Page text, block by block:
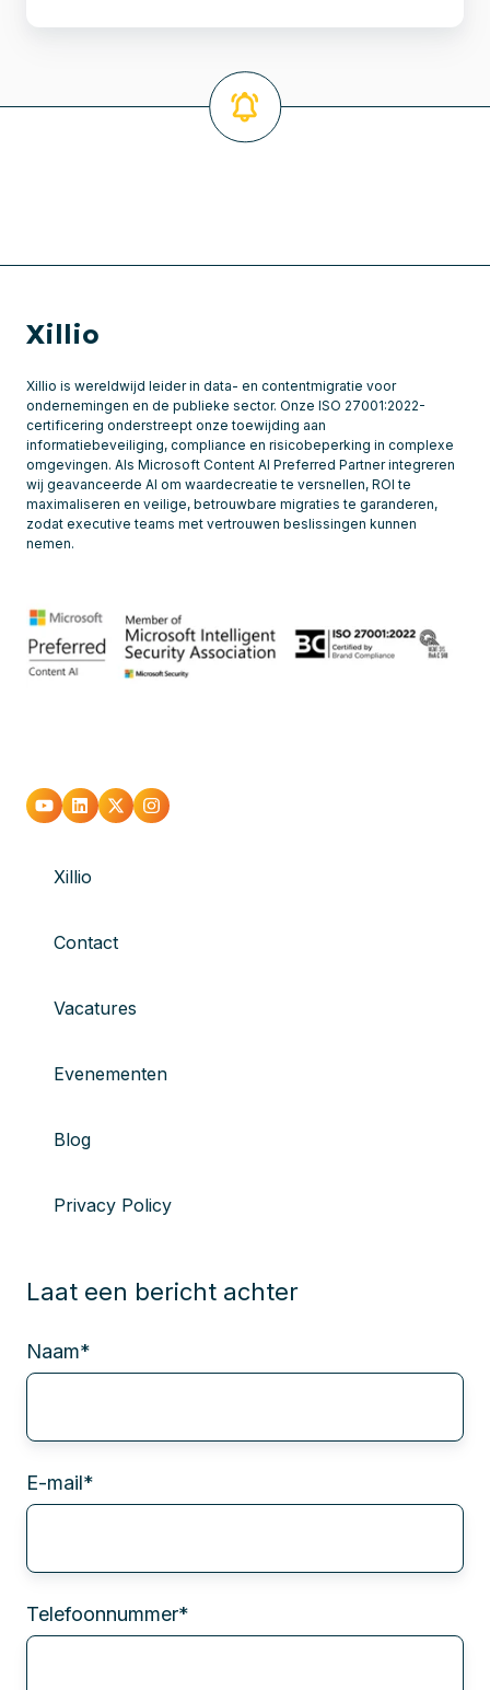
Xillio
Xillio is wereldwijd leider in data- en contentmigratie voor
ondernemingen en de publieke sector. Onze ISO 27001:2022-
certificering onderstreept onze toewijding aan
informatiebeveiliging, compliance en risicobeperking in complexe
omgevingen. Als Microsoft Content AI Preferred Partner integreren
wij geavanceerde AI om waardecreatie te versnellen, ROI te
maximaliseren en veilige, betrouwbare migraties te garanderen,
zodat executive teams met vertrouwen beslissingen kunnen
nemen.
Xillio
Contact
Vacatures
Evenementen
Blog
Privacy Policy
Laat een bericht achter
Naam*
E-mail*
Telefoonnummer*